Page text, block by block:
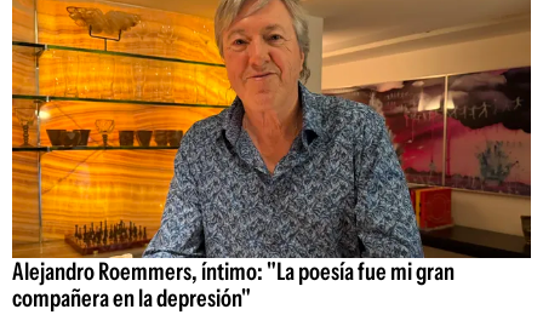
Alejandro Roemmers, íntimo: "La poesía fue mi gran
compañera en la depresión"